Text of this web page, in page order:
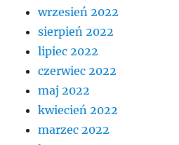
wrzesień 2022
sierpień 2022
lipiec 2022
czerwiec 2022
maj 2022
kwiecień 2022
marzec 2022